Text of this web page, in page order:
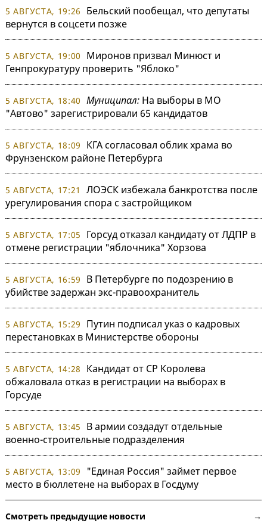
5 АВГУСТА, 19:26
Бельский пообещал, что депутаты
вернутся в соцсети позже
5 АВГУСТА, 19:00
Миронов призвал Минюст и
Генпрокуратуру проверить "Яблоко"
5 АВГУСТА, 18:40 Муниципал: На выборы в МО
"Автово" зарегистрировали 65 кандидатов
5 АВГУСТА, 18:09
КГА согласовал облик храма во
Фрунзенском районе Петербурга
5 АВГУСТА, 17:21
ЛОЭСК избежала банкротства после
урегулирования спора с застройщиком
5 АВГУСТА, 17:05
Горсуд отказал кандидату от ЛДПР в
отмене регистрации "яблочника" Хорзова
5 АВГУСТА, 16:59
В Петербурге по подозрению в
убийстве задержан экс-правоохранитель
5 АВГУСТА, 15:29
Путин подписал указ о кадровых
перестановках в Министерстве обороны
5 АВГУСТА, 14:28
Кандидат от СР Королева
обжаловала отказ в регистрации на выборах в
Горсуде
5 АВГУСТА, 13:45
В армии создадут отдельные
военно-строительные подразделения
5 АВГУСТА, 13:09
"Единая Россия" займет первое
место в бюллетене на выборах в Госдуму
Смотреть предыдущие новости →